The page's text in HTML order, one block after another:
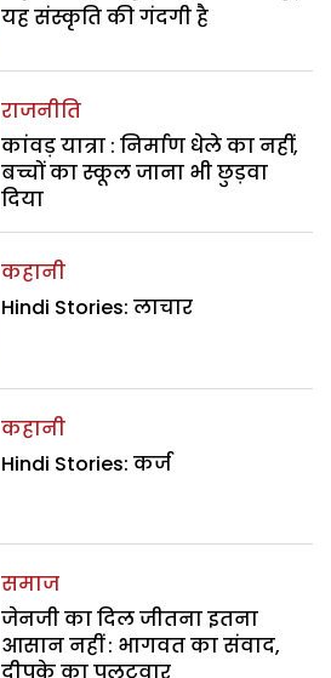
यह संस्कृति की गंदगी है
राजनीति
कांवड़ यात्रा : निर्माण धेले का नहीं,
बच्चों का स्कूल जाना भी छुड़वा
दिया
कहानी
Hindi Stories: लाचार
कहानी
Hindi Stories: कर्ज
समाज
जेनजी का दिल जीतना इतना
आसान नहीं : भागवत का संवाद,